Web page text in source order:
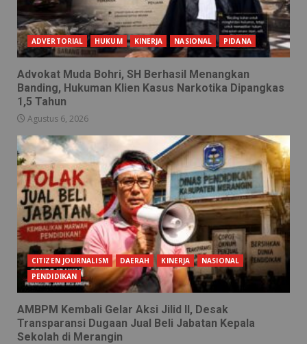
ADVERTORIAL HUKUM KINERJA NASIONAL PIDANA
Advokat Muda Bohri, SH Berhasil Menangkan
Banding, Hukuman Klien Kasus Narkotika Dipangkas
1,5 Tahun
Agustus 6, 2026
CITIZEN JOURNALISM DAERAH KINERJA
NASIONAL
PENDIDIKAN
AMBPM Kembali Gelar Aksi Jilid II, Desak
Transparansi Dugaan Jual Beli Jabatan Kepala
Sekolah di Merangin